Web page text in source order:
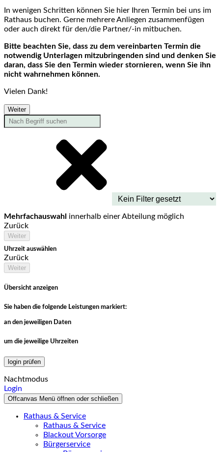
In wenigen Schritten können Sie hier Ihren Termin bei uns im
Rathaus buchen. Gerne mehrere Anliegen zusammenfügen
oder auch direkt für den/die Partner/-in mitbuchen.
Bitte beachten Sie, dass zu dem vereinbarten Termin die
notwendig Unterlagen mitzubringenden sind und denken Sie
daran, dass Sie den Termin wieder stornieren, wenn Sie ihn
nicht wahrnehmen können.
Vielen Dank!
Weiter
Mehrfachauswahl innerhalb einer Abteilung möglich
Zurück
Weiter
Uhrzeit auswählen
Zurück
Weiter
Übersicht anzeigen
Sie haben die folgende Leistungen markiert:
an den jeweiligen Daten
um die jeweilige Uhrzeiten
login prüfen
Nachtmodus
Login
Offcanvas Menü öffnen oder schließen
Rathaus & Service
Rathaus & Service
Blackout Vorsorge
Bürgerservice